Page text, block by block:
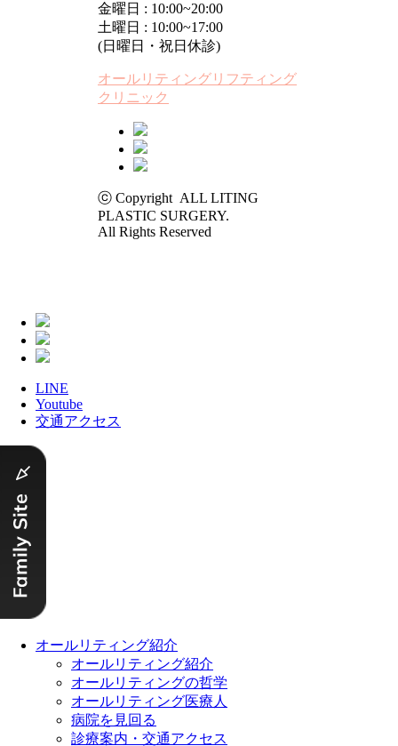
金曜日 : 10:00~20:00
土曜日 : 10:00~17:00
(日曜日・祝日休診)
オールリティングリフティング
クリニック
ⓒ Copyright ALL LITING
PLASTIC SURGERY.
All Rights Reserved
LINE
Youtube
交通アクセス
Close
オールリティング紹介
オールリティング紹介
オールリティングの哲学
オールリティング医療人
病院を見回る
診療案内・交通アクセス